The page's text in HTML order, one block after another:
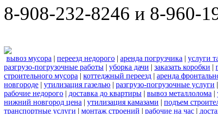
8-908-232-8246 и 8-960-
вывоз мусора | переезд недорого | аренда погрузчика | услуги
разгрузо-погрузочные работы | уборка дачи | заказать коробки |
строительного мусора | коттеджный переезд | аренда
новгороде | утилизация газелью | разгрузо-погрузочные услуги
рабочие недорого | доставка до квартиры | вывоз металлолома |
нижний новгород цена | утилизация камазами | подъем
транспортные услуги | монтаж строений | рабочие на час |